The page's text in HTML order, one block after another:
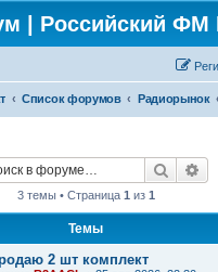
| Российский ФМ
Список форумов Радиорынок
Поиск
3 темы • Страница 1 из 1
Темы
2 шт комплект